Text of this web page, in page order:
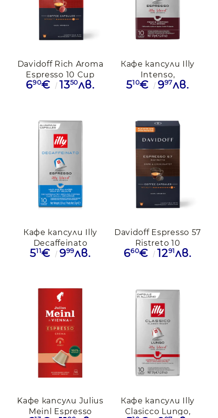
Davidoff Rich Aroma
Espresso 10 Cup
690€ 1350лв.
Кафе капсули Illy
Intenso,
съвместими с
510€ 997лв.
Кафе капсули Illy
Decaffeinato
Nespresso, 10бр.
511€ 999лв.
Davidoff Espresso 57
Ristreto 10
Nespresso
660€ 1291лв.
Kафе капсули Julius
Meinl Espresso
Кафе капсули Illy
Clasicco Lungo,